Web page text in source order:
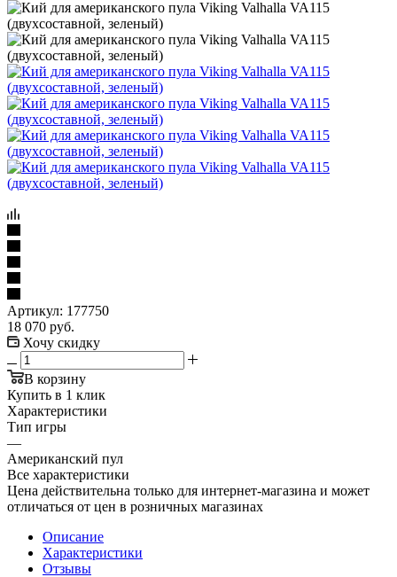
Артикул: 177750
18 070 руб.
Хочу скидку
В корзину
Купить в 1 клик
Характеристики
Тип игры
—
Американский пул
Все характеристики
Цена действительна только для интернет-магазина и может
отличаться от цен в розничных магазинах
Описание
Характеристики
Отзывы